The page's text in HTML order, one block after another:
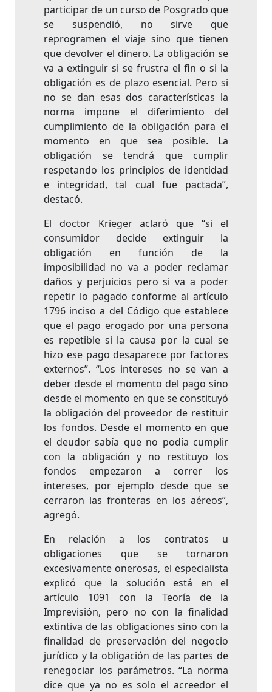
participar de un curso de Posgrado que
se suspendió, no sirve que
reprogramen el viaje sino que tienen
que devolver el dinero. La obligación se
va a extinguir si se frustra el fin o si la
obligación es de plazo esencial. Pero si
no se dan esas dos características la
norma impone el diferimiento del
cumplimiento de la obligación para el
momento en que sea posible. La
obligación se tendrá que cumplir
respetando los principios de identidad
e integridad, tal cual fue pactada”,
destacó.
El doctor Krieger aclaró que “si el
consumidor decide extinguir la
obligación en función de la
imposibilidad no va a poder reclamar
daños y perjuicios pero si va a poder
repetir lo pagado conforme al artículo
1796 inciso a del Código que establece
que el pago erogado por una persona
es repetible si la causa por la cual se
hizo ese pago desaparece por factores
externos”. “Los intereses no se van a
deber desde el momento del pago sino
desde el momento en que se constituyó
la obligación del proveedor de restituir
los fondos. Desde el momento en que
el deudor sabía que no podía cumplir
con la obligación y no restituyo los
fondos empezaron a correr los
intereses, por ejemplo desde que se
cerraron las fronteras en los aéreos”,
agregó.
En relación a los contratos u
obligaciones que se tornaron
excesivamente onerosas, el especialista
explicó que la solución está en el
artículo 1091 con la Teoría de la
Imprevisión, pero no con la finalidad
extintiva de las obligaciones sino con la
finalidad de preservación del negocio
jurídico y la obligación de las partes de
renegociar los parámetros. “La norma
dice que ya no es solo el acreedor el